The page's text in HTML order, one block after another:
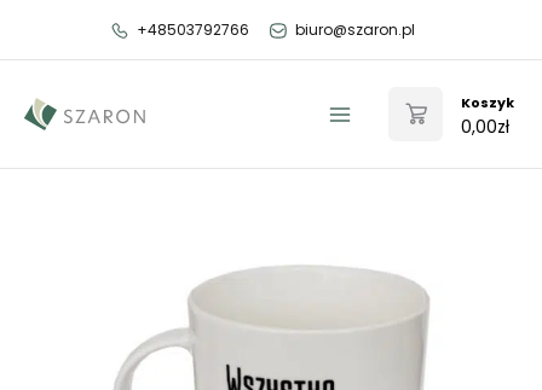
+48503792766 biuro@szaron.pl
Menu
Koszyk
0,00zł